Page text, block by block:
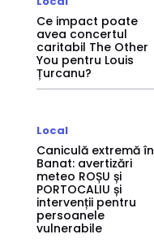
Ce impact poate
avea concertul
caritabil The Other
You pentru Louis
Țurcanu?
Local
Caniculă extremă în
Banat: avertizări
meteo ROȘU și
PORTOCALIU și
intervenții pentru
persoanele
vulnerabile